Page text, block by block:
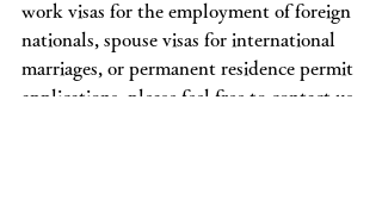
work visas for the employment of foreign
nationals, spouse visas for international
marriages, or permanent residence permit
applications, please feel free to contact us